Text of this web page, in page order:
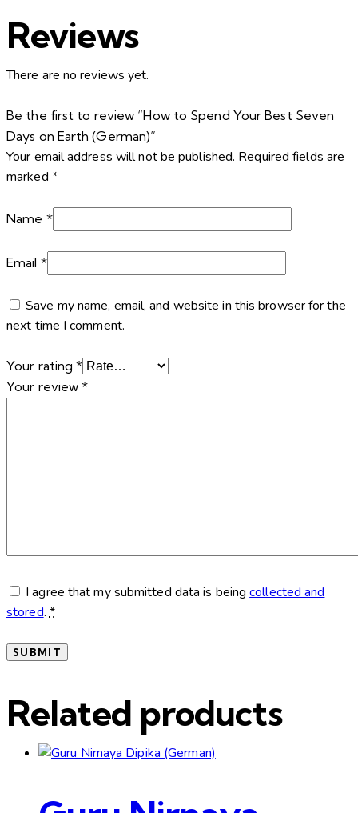
Reviews
There are no reviews yet.
Be the first to review “How to Spend Your Best Seven
Days on Earth (German)”
Your email address will not be published. Required fields are
marked *
Name *
Email *
Save my name, email, and website in this browser for the
next time I comment.
Your rating*
Your review*
I agree that my submitted data is beingcollected and
stored.*
Related products